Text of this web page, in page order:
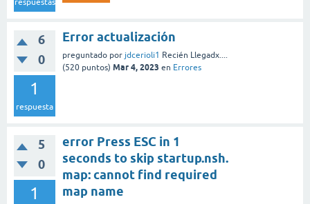
respuestas
6
0
1
respuesta
Error actualización
preguntado por jdcerioli1 Recién Llegadx....
(520 puntos) Mar 4, 2023 en Errores
5
0
1
error Press ESC in 1
seconds to skip startup.nsh.
map: cannot find required
map name